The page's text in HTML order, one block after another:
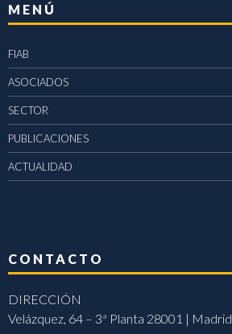
MENÚ
FIAB
ASOCIADOS
SECTOR
PUBLICACIONES
ACTUALIDAD
CONTACTO
DIRECCIÓN
Velázquez, 64 – 3ª Planta 28001 | Madrid